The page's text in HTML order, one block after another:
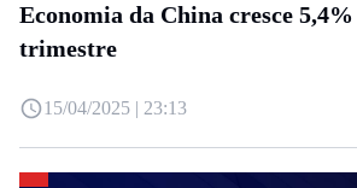
Economia da China cresce
trimestre
15/04/2025 | 23:13